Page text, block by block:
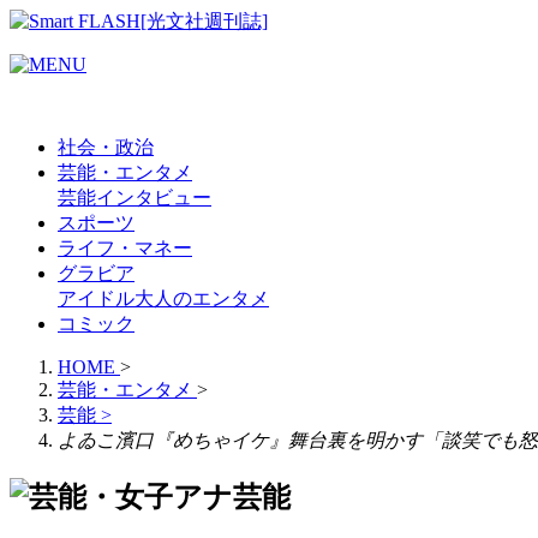
社会・政治
芸能・エンタメ
芸能インタビュー
スポーツ
ライフ・マネー
グラビア
アイドル大人のエンタメ
コミック
HOME >
芸能・エンタメ >
芸能 >
よゐこ濱口『めちゃイケ』舞台裏を明かす「談笑でも
芸能